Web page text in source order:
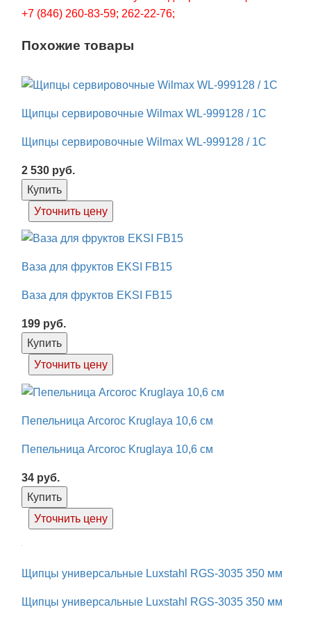
+7 (846) 260-83-59; 262-22-76;
Похожие товары
Щипцы сервировочные Wilmax WL-999128 / 1C
Щипцы сервировочные Wilmax WL-999128 / 1C
2 530 руб.
Купить
Уточнить цену
Ваза для фруктов EKSI FB15
Ваза для фруктов EKSI FB15
199 руб.
Купить
Уточнить цену
Пепельница Arcoroc Kruglaya 10,6 см
Пепельница Arcoroc Kruglaya 10,6 см
34 руб.
Купить
Уточнить цену
Щипцы универсальные Luxstahl RGS-3035 350 мм
Щипцы универсальные Luxstahl RGS-3035 350 мм